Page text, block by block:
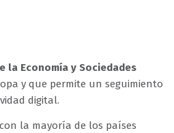
la Economía y Sociedades
y que permite un seguimiento
digital.
la mayoría de los países